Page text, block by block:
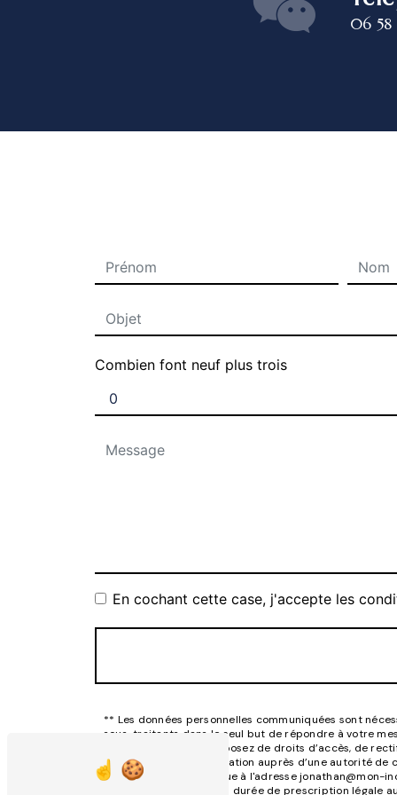
06 58
Combien font neuf plus trois
En cochant cette case, j'accepte les
** Les données personnelles communiquées sont
sous-traitants dans le seul but de répondre à votre
inconscient.fr. Vous disposez de droits d’accès, de
d’introduire une réclamation auprès d’une autorité de
par courrier électronique à l'adresse jonathan@mon-
contact puis pendant la durée de prescription légale